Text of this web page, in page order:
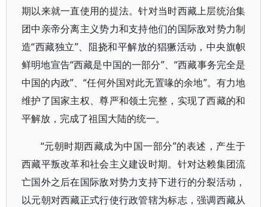
期以来就一直使用的提法。针对当时西藏上层统治集
团中亲帝分离主义势力和支持他们的国际敌对势力制
造“西藏独立”、阻挠和平解放的猖獗活动，中央旗帜
鲜明地宣告“西藏是中国的一部分”、“西藏事务完全是
中国的内政”、“任何外国对此无置喙的余地”。有力地
维护了国家主权、尊严和领土完整，实现了西藏的和
平解放，完成了祖国大陆的统一。
“元朝时期西藏成为中国一部分”的表述，产生于
西藏平叛改革和社会主义建设时期。针对达赖集团流
亡国外之后在国际敌对势力支持下进行的分裂活动，
以元朝对西藏正式行使行政管辖为标志，强调西藏从